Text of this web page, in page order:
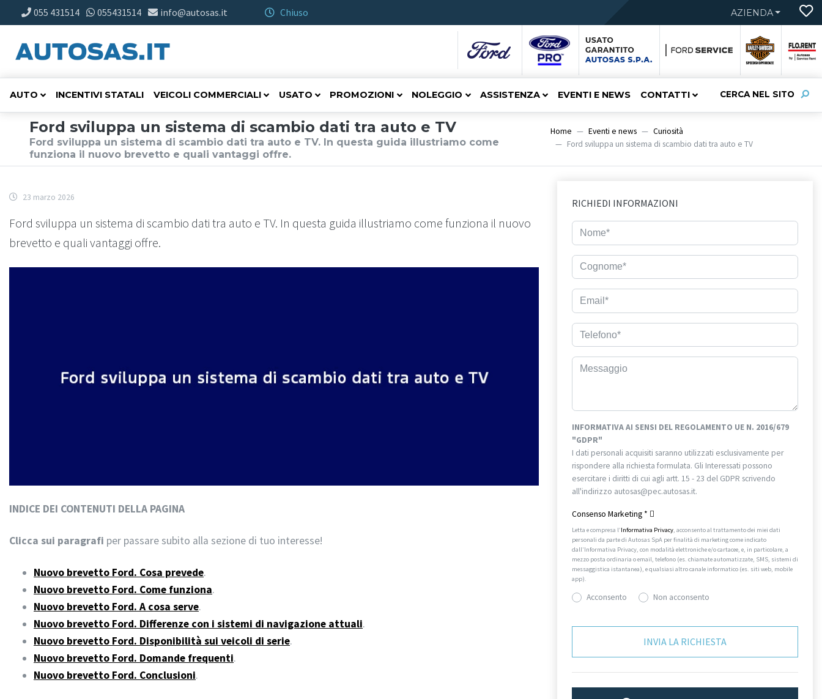
055 431514 055431514 info@autosas.it Chiuso AZIENDA
CERCA NEL SITO
AUTO INCENTIVI STATALI VEICOLI COMMERCIALI USATO PROMOZIONI NOLEGGIO ASSISTENZA EVENTI E NEWS CONTATTI
Ford sviluppa un sistema di scambio dati tra auto e TV
Ford sviluppa un sistema di scambio dati tra auto e TV. In questa guida illustriamo come
funziona il nuovo brevetto e quali vantaggi offre.
Home Eventi e news
Curiosità
Ford sviluppa un sistema di scambio dati tra auto e TV
23 marzo 2026
Ford sviluppa un sistema di scambio dati tra auto e TV. In questa guida illustriamo come funziona il nuovo
brevetto e quali vantaggi offre.
INDICE DEI CONTENUTI DELLA PAGINA
Clicca sui paragrafi per passare subito alla sezione di tuo interesse!
Nuovo brevetto Ford. Cosa prevede.
Nuovo brevetto Ford. Come funziona.
Nuovo brevetto Ford. A cosa serve.
Nuovo brevetto Ford. Differenze con i sistemi di navigazione attuali.
Nuovo brevetto Ford. Disponibilità sui veicoli di serie.
Nuovo brevetto Ford. Domande frequenti.
Nuovo brevetto Ford. Conclusioni.
RICHIEDI INFORMAZIONI
INFORMATIVA AI SENSI DEL REGOLAMENTO UE N. 2016/679
"GDPR"
I dati personali acquisiti saranno utilizzati esclusivamente per
rispondere alla richiesta formulata. Gli Interessati possono
esercitare i diritti di cui agli artt. 15 - 23 del GDPR scrivendo
all'indirizzo autosas@pec.autosas.it.
Consenso Marketing *
Letta e compresa l’Informativa Privacy, acconsento al trattamento dei miei dati
personali da parte di Autosas SpA per finalità di marketing come indicato
dall’Informativa Privacy, con modalità elettroniche e/o cartacee, e, in particolare, a
mezzo posta ordinaria o email, telefono (es. chiamate automatizzate, SMS, sistemi di
messaggistica istantanea), e qualsiasi altro canale informatico (es. siti web, mobile
app).
Acconsento Non acconsento